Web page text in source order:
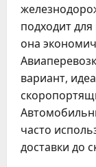
подходит
она
вариант,
часто
доставки до